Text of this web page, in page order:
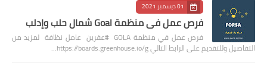
01 ديسمبر 2021
فرص عمل في منظمة Goal شمال حلب وإدلب
فرص عمل في منظمة GOLA #عفرين عامل نظافة لمزيد من
التفاصيل وللتقديم على الرابط التالي https://boards.greenhouse.io/g…